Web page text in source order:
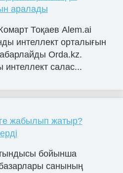
аралады
Тоқаев Alem.ai
интеллект орталығын
Orda.kz.
салас...
жабылып жатыр?
бойынша
санының